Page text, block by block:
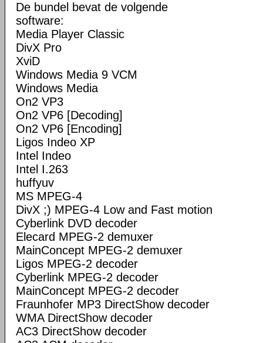
De bundel bevat de volgende
software:
Media Player Classic
DivX Pro
XviD
Windows Media 9 VCM
Windows Media
On2 VP3
On2 VP6 [Decoding]
On2 VP6 [Encoding]
Ligos Indeo XP
Intel Indeo
Intel I.263
huffyuv
MS MPEG-4
DivX ;) MPEG-4 Low and Fast motion
Cyberlink DVD decoder
Elecard MPEG-2 demuxer
MainConcept MPEG-2 demuxer
Ligos MPEG-2 decoder
Cyberlink MPEG-2 decoder
MainConcept MPEG-2 decoder
Fraunhofer MP3 DirectShow decoder
WMA DirectShow decoder
AC3 DirectShow decoder